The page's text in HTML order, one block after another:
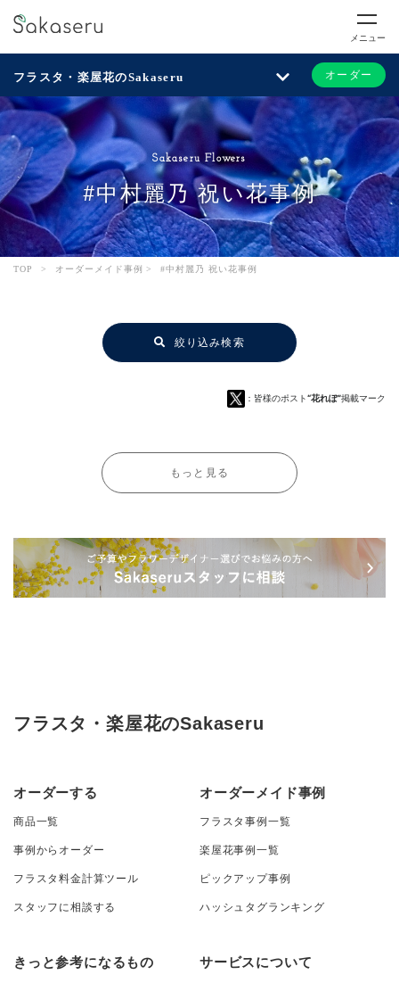
メニュー
フラスタ・楽屋花のSakaseru オーダー
Sakaseru Flowers
#中村麗乃 祝い花事例
TOP > オーダーメイド事例 > #中村麗乃 祝い花事例
絞り込み検索
：皆様のポスト“花れぽ”掲載マーク
もっと見る
フラスタ・楽屋花のSakaseru
オーダーする
商品一覧
事例からオーダー
フラスタ料金計算ツール
スタッフに相談する
オーダーメイド事例
フラスタ事例一覧
楽屋花事例一覧
ピックアップ事例
ハッシュタグランキング
きっと参考になるもの サービスについて